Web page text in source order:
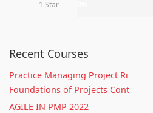
1 Star
Recent Courses
Practice Managing Project Ri
Foundations of Projects Cont
AGILE IN PMP 2022